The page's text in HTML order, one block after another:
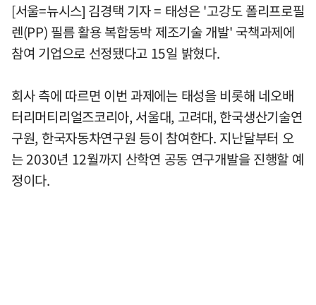
[서울=뉴시스] 김경택 기자 = 태성은 '고강도 폴리프로필
렌(PP) 필름 활용 복합동박 제조기술 개발' 국책과제에
참여 기업으로 선정됐다고 15일 밝혔다.
회사 측에 따르면 이번 과제에는 태성을 비롯해 네오배
터리머티리얼즈코리아, 서울대, 고려대, 한국생산기술연
구원, 한국자동차연구원 등이 참여한다. 지난달부터 오
는 2030년 12월까지 산학연 공동 연구개발을 진행할 예
정이다.